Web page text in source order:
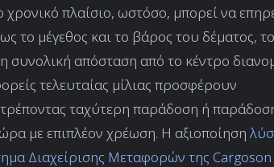
πλαίσιο, ωστόσο, μπορεί να
το μέγεθος και το βάρος του δέματος,
συνολική απόσταση από το κέντρο
τελευταίας μίλιας προσφέρουν
ταχύτερη παράδοση ή
με επιπλέον χρέωση. Η αξιοποίηση
Διαχείρισης Μεταφορών της Cargoson